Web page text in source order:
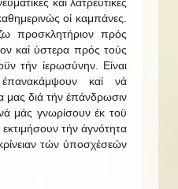
οί καμπάνες.
προσκλητήριον πρός
καί ύστερα πρός τούς
τήν ίερωσύνην. Είναι
καί νά
μας διά τήν έπάνδρωσιν
μάς γνωρίσουν έκ τοϋ
εκτιμήσουν τήν άγνότητα
τών ύποσχέσεών